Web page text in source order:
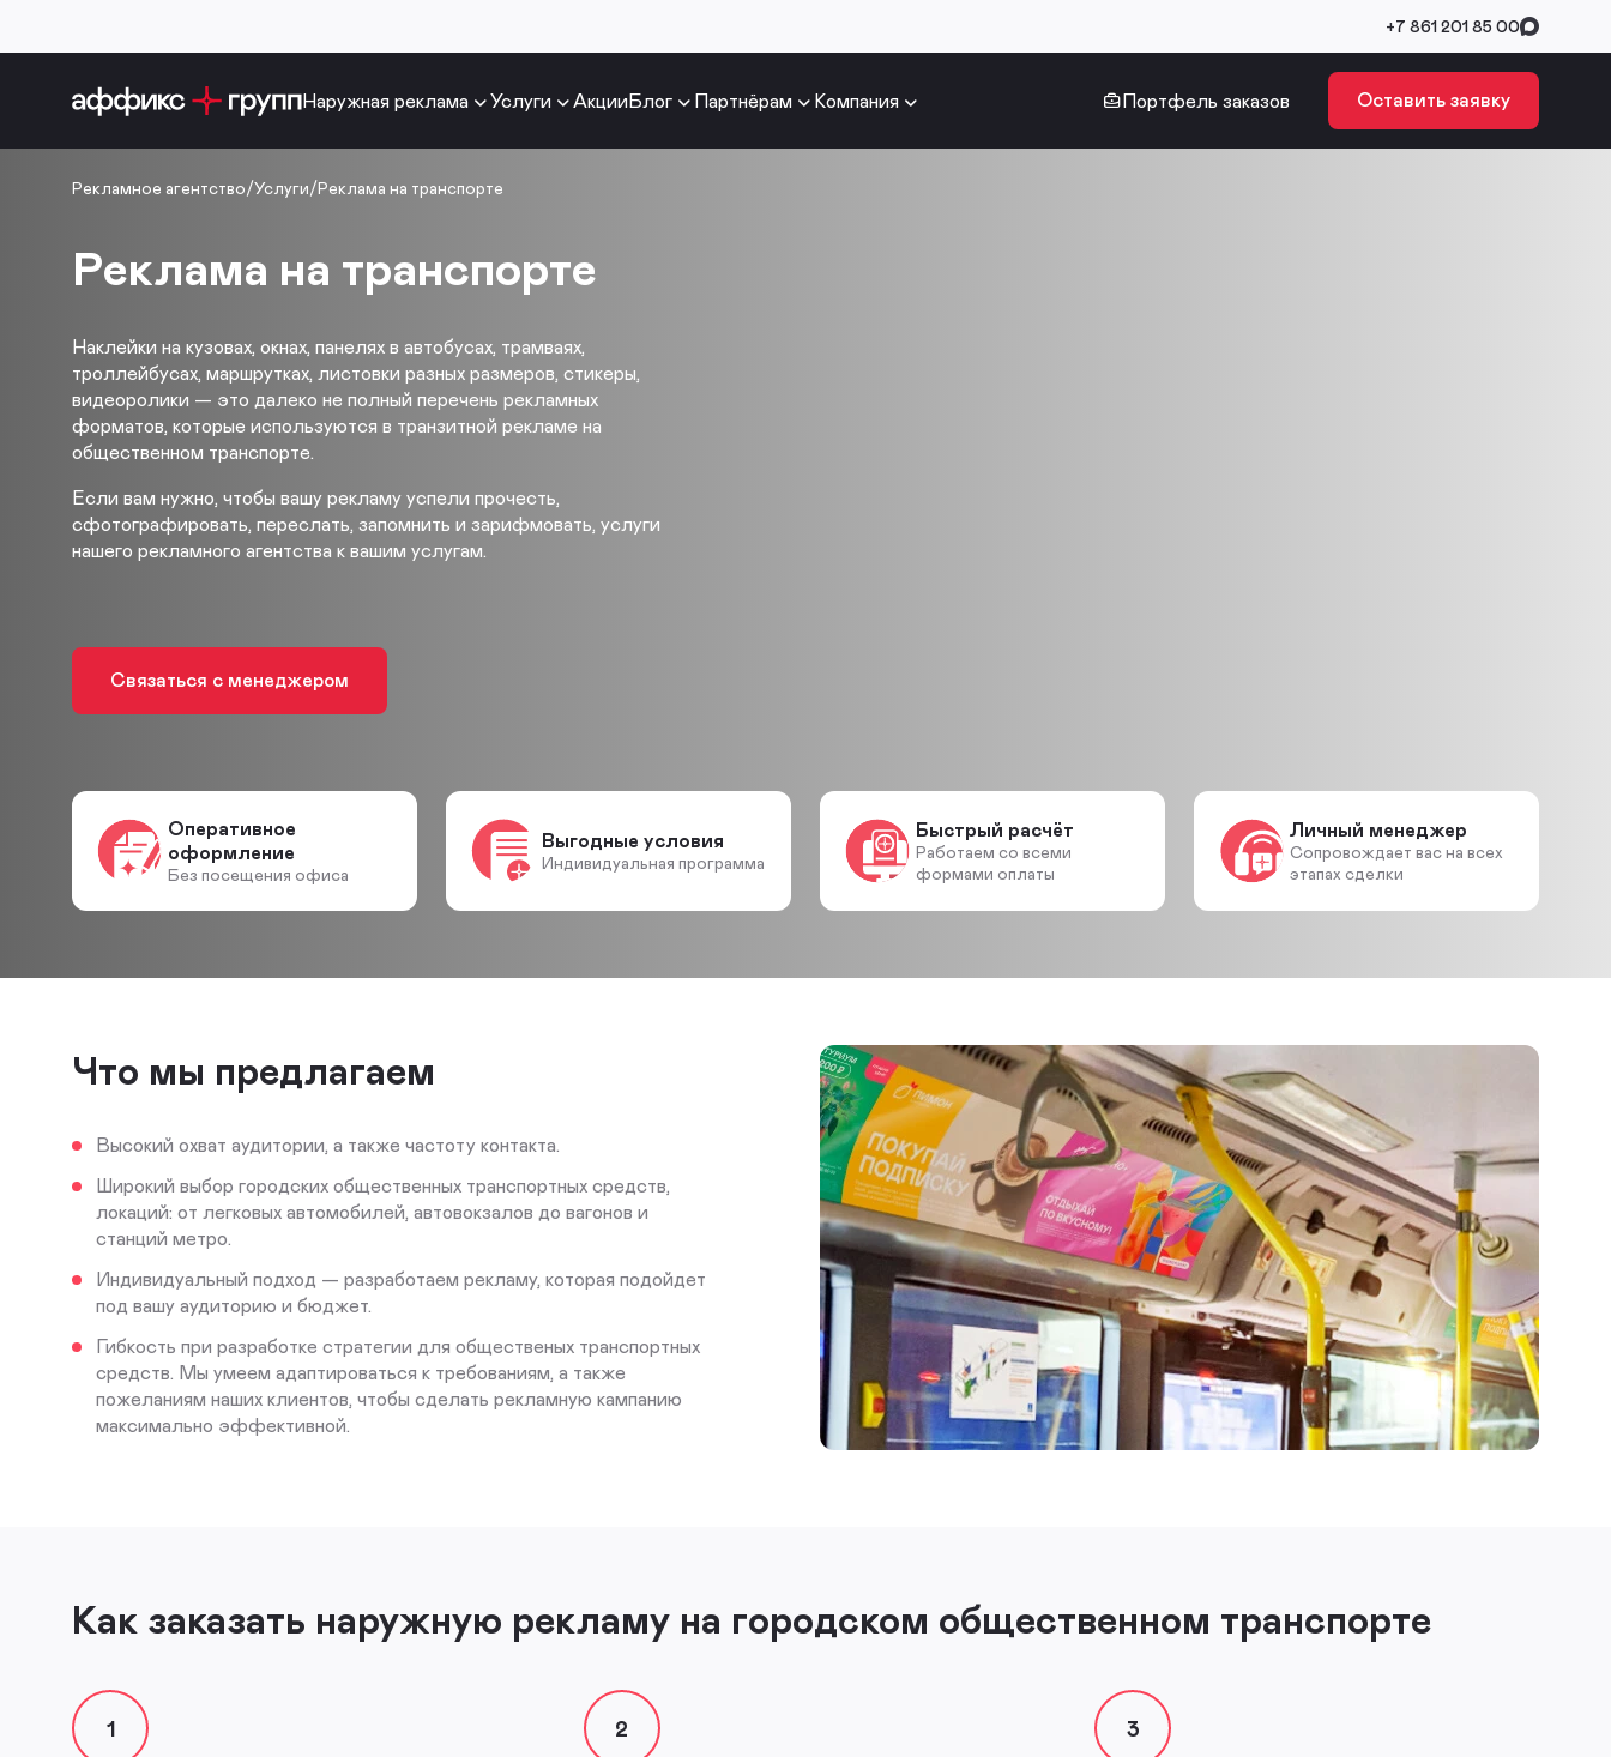
+7 861 201 85 00
Наружная реклама Услуги АкцииБлог Партнёрам Компания Портфель заказов Оставить заявку
Рекламное агентство/Услуги/Реклама на транспорте
Реклама на транспорте
Наклейки на кузовах, окнах, панелях в автобусах, трамваях,
троллейбусах, маршрутках, листовки разных размеров, стикеры,
видеоролики — это далеко не полный перечень рекламных
форматов, которые используются в транзитной рекламе на
общественном транспорте.
Если вам нужно, чтобы вашу рекламу успели прочесть,
сфотографировать, переслать, запомнить и зарифмовать, услуги
нашего рекламного агентства к вашим услугам.
Связаться с менеджером
Оперативное
оформление
Без посещения офиса
Выгодные условия
Индивидуальная программа
Быстрый расчёт
Работаем со всеми
формами оплаты
Личный менеджер
Сопровождает вас на всех
этапах сделки
Что мы предлагаем
Высокий охват аудитории, а также частоту контакта.
Широкий выбор городских общественных транспортных средств,
локаций: от легковых автомобилей, автовокзалов до вагонов и
станций метро.
Индивидуальный подход — разработаем рекламу, которая подойдет
под вашу аудиторию и бюджет.
Гибкость при разработке стратегии для общественых транспортных
средств. Мы умеем адаптироваться к требованиям, а также
пожеланиям наших клиентов, чтобы сделать рекламную кампанию
максимально эффективной.
Как заказать наружную рекламу на городском общественном транспорте
1 2 3